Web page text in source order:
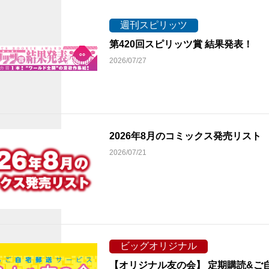
週刊スピリッツ
第420回スピリッツ賞 結果発表！
2026/07/27
2026年8月のコミックス発売リスト
2026/07/21
ビッグオリジナル
【オリジナル友の会】 定期購読&ご